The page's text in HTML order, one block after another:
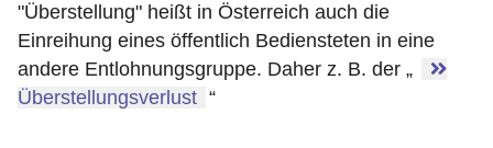
"Überstellung" heißt in Österreich auch die
Einreihung eines öffentlich Bediensteten in eine
andere Entlohnungsgruppe. Daher z. B. der „
Überstellungsverlust “